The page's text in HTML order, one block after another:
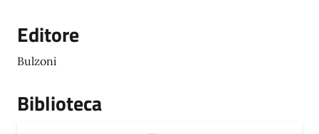
Editore
Bulzoni
Biblioteca